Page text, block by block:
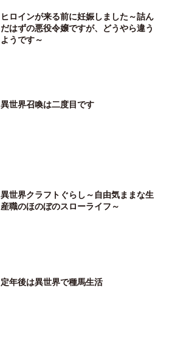
ヒロインが来る前に妊娠しました～詰ん
だはずの悪役令嬢ですが、どうやら違う
ようです～
異世界召喚は二度目です
異世界クラフトぐらし～自由気ままな生
産職のほのぼのスローライフ～
定年後は異世界で種馬生活